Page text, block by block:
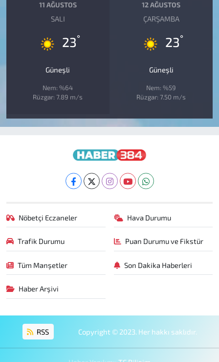
11 AĞUSTOS
SALI
23°
Güneşli
Nem: %64
Rüzgar: 7.89 m/s
12 AĞUSTOS
ÇARŞAMBA
23°
Güneşli
Nem: %59
Rüzgar: 7.50 m/s
Nöbetçi Eczaneler Hava Durumu
Trafik Durumu Puan Durumu ve Fikstür
Tüm Manşetler Son Dakika Haberleri
Haber Arşivi
RSS Copyright © 2023. Her hakkı saklıdır.